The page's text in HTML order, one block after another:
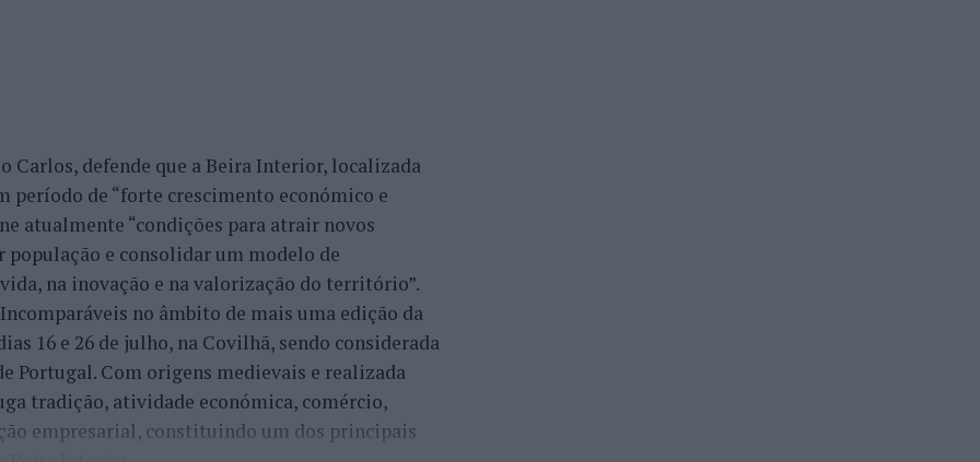
defende que a Beira Interior, localizada
período de “forte crescimento económico e
atualmente “condições para atrair novos
e consolidar um modelo de
na inovação e na valorização do território”.
no âmbito de mais uma edição da
16 e 26 de julho, na Covilhã, sendo considerada
Portugal. Com origens medievais e realizada
tradição, atividade económica, comércio,
empresarial, constituindo um dos principais